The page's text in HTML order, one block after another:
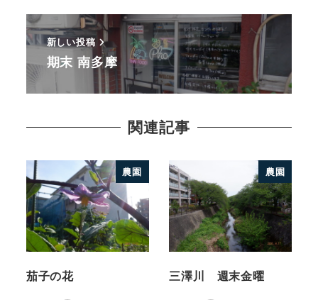
新しい投稿
期末 南多摩
関連記事
農園
茄子の花
農園
三澤川 週末金曜